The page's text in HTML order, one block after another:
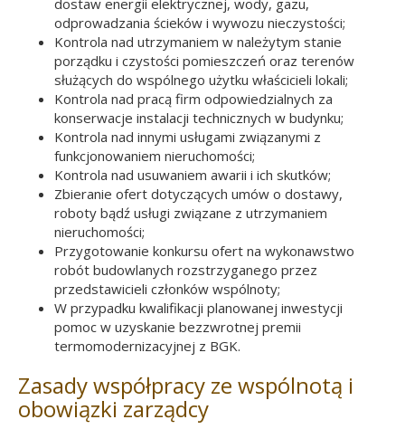
dostaw energii elektrycznej, wody, gazu,
odprowadzania ścieków i wywozu nieczystości;
Kontrola nad utrzymaniem w należytym stanie
porządku i czystości pomieszczeń oraz terenów
służących do wspólnego użytku właścicieli lokali;
Kontrola nad pracą firm odpowiedzialnych za
konserwacje instalacji technicznych w budynku;
Kontrola nad innymi usługami związanymi z
funkcjonowaniem nieruchomości;
Kontrola nad usuwaniem awarii i ich skutków;
Zbieranie ofert dotyczących umów o dostawy,
roboty bądź usługi związane z utrzymaniem
nieruchomości;
Przygotowanie konkursu ofert na wykonawstwo
robót budowlanych rozstrzyganego przez
przedstawicieli członków wspólnoty;
W przypadku kwalifikacji planowanej inwestycji
pomoc w uzyskanie bezzwrotnej premii
termomodernizacyjnej z BGK.
Zasady współpracy ze wspólnotą i
obowiązki zarządcy